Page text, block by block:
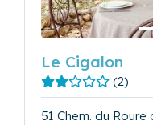
Le Cigalon
(2)
51 Chem. du